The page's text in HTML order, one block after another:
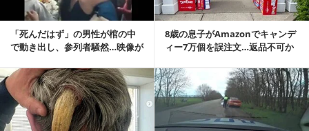
「死んだはず」の男性が棺の中
で動き出し、参列者騒然…映像が
8歳の息子がAmazonでキャンデ
ィー7万個を誤注文…返品不可か
記事を読む